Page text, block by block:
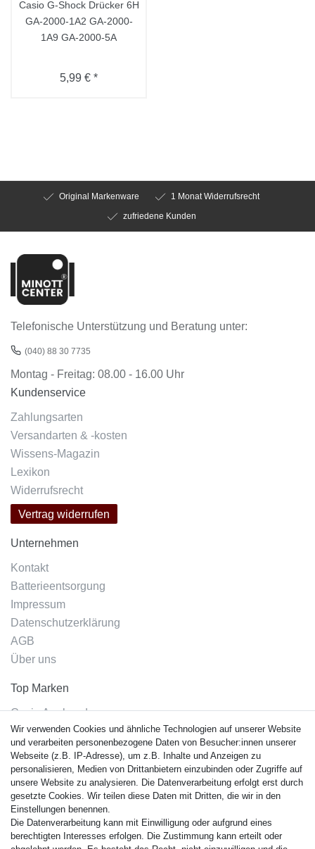
Casio G-Shock Drücker 6H
GA-2000-1A2 GA-2000-
1A9 GA-2000-5A
5,99 € *
Original Markenware
1 Monat Widerrufsrecht
zufriedene Kunden
Telefonische Unterstützung und Beratung unter:
(040) 88 30 7735
Montag - Freitag: 08.00 - 16.00 Uhr
Kundenservice
Zahlungsarten
Versandarten & -kosten
Wissens-Magazin
Lexikon
Widerrufsrecht
Vertrag widerrufen
Unternehmen
Kontakt
Batterieentsorgung
Impressum
Datenschutzerklärung
AGB
Über uns
Top Marken
Casio Armband
Festina Armband
Citizen Armband
M. Lacroix Armband
J. Lemans Armband
Uhrenarmbänder - Alle
Sicherheit
Wir verwenden Cookies und ähnliche Technologien auf unserer Website
und verarbeiten personenbezogene Daten von Besucher:innen unserer
Webseite (z.B. IP-Adresse), um z.B. Inhalte und Anzeigen zu
personalisieren, Medien von Drittanbietern einzubinden oder Zugriffe auf
unsere Website zu analysieren. Die Datenverarbeitung erfolgt erst durch
gesetzte Cookies. Wir teilen diese Daten mit Dritten, die wir in den
Einstellungen benennen.
Die Datenverarbeitung kann mit Einwilligung oder aufgrund eines
berechtigten Interesses erfolgen. Die Zustimmung kann erteilt oder